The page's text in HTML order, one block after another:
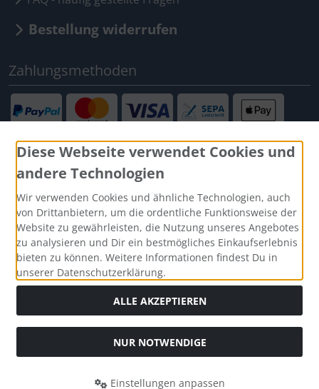
Bestellung widerrufen
Zahlungsmethoden
Social Media
Alle Preise inkl. gesetzl. MwSt. zzgl.Versandkosten. Die
Diese Webseite verwendet Cookies und
andere Technologien
Wir verwenden Cookies und ähnliche Technologien, auch
von Drittanbietern, um die ordentliche Funktionsweise der
Website zu gewährleisten, die Nutzung unseres Angebotes
zu analysieren und Dir ein bestmögliches Einkaufserlebnis
bieten zu können. Weitere Informationen findest Du in
unserer Datenschutzerklärung.
ALLE AKZEPTIEREN
NUR NOTWENDIGE
Einstellungen anpassen